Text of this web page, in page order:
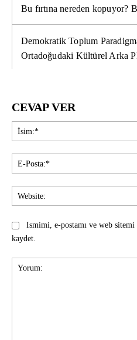
Bu fırtına nereden kopuyor?
Demokratik Toplum
Ortadoğudaki Kültürel Arka
CEVAP VER
Ismimi, e-postamı ve web sitemi
kaydet.